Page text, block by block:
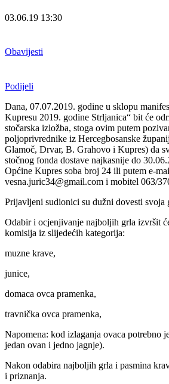
03.06.19 13:30
Obavijesti
Podijeli
Dana, 07.07.2019. godine u sklopu
Kupresu 2019. godine Strljanica“ bit će
stočarska izložba, stoga ovim putem
poljoprivrednike iz Hercegbosanske
Glamoč, Drvar, B. Grahovo i Kupres) da
stočnog fonda dostave najkasnije do
Općine Kupres soba broj 24 ili putem e-
vesna.juric34@gmail.com i mobitel 063/
Prijavljeni sudionici su dužni dovesti svoja
Odabir i ocjenjivanje najboljih grla izvršit
komisija iz slijedećih kategorija:
muzne krave,
junice,
domaca ovca pramenka,
travnička ovca pramenka,
Napomena: kod izlaganja ovaca potrebno
jedan ovan i jedno jagnje).
Nakon odabira najboljih grla i pasmina
i priznanja.